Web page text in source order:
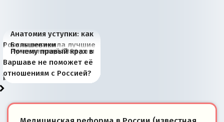
Анатомия уступки: как
Россия потеряла лучшие
рыбопромысловые
районы Баренцева
моря
Большевики
отличаются от «Яблока»
тем, что они -
победители
Киевская марионетка
Запада рассказала о
«переобувании» хозяев
В России назрели
перемены: 15 шагов к
суверенной экономике
Миграционный пожар
Европы
Россия начинает
сбрасывать балласт
Анкориджа
Россия зимой 1904
года: первые уступки во
внутренней политике
Русская нация вчера и
сегодня
Почему правый крах в
Варшаве не поможет её
отношениям с Россией?